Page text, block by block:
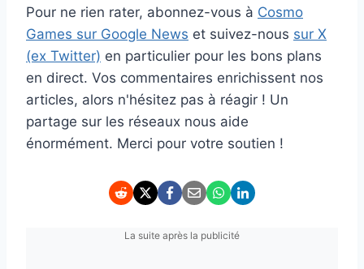
Pour ne rien rater, abonnez-vous à Cosmo
Games sur Google News et suivez-nous sur X
(ex Twitter) en particulier pour les bons plans
en direct. Vos commentaires enrichissent nos
articles, alors n'hésitez pas à réagir ! Un
partage sur les réseaux nous aide
énormément. Merci pour votre soutien !
La suite après la publicité